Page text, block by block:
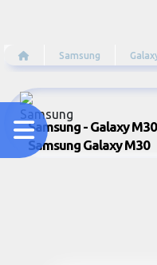
Samsung
Samsung - Galaxy
Samsung Galaxy M30